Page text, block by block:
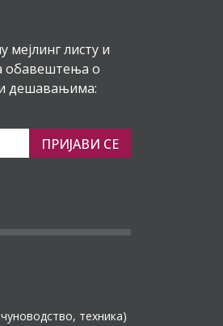
мејлинг листу и
обавештења о
дешавањима:
ПРИЈАВИ СЕ
техника)